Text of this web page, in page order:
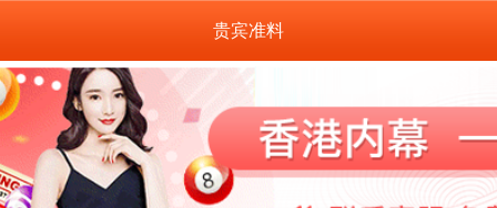
贵宾准料